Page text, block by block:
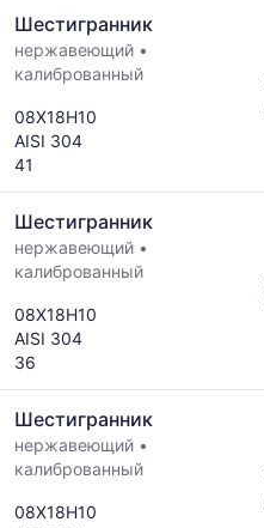
цена
по
данным
прайс-
листов
поставщиков
за
Статистика
рассчитывается
по
предложениям
и
обновляется
по
мере
обновления
прайс-
цен
на
металлопрокат
указанием
ГОСТ,
размеров
и
поставщиков
по
запросу
Шестигранник
нержавеющий •
калиброванный
08Х18Н10
AISI 304
41
Шестигранник
нержавеющий •
калиброванный
08Х18Н10
AISI 304
36
Шестигранник
нержавеющий •
калиброванный
08Х18Н10